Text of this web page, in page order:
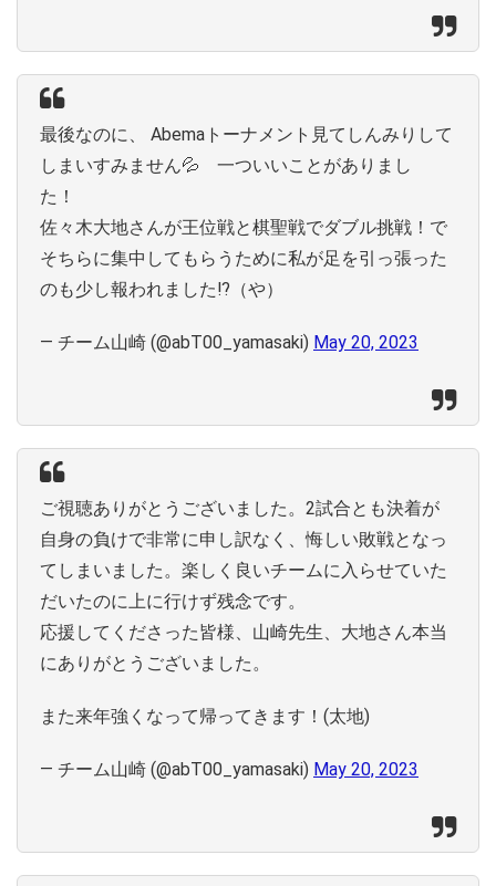
最後なのに、 Abemaトーナメント見てしんみりして
しまいすみません💦 一ついいことがありまし
た！
佐々木大地さんが王位戦と棋聖戦でダブル挑戦！で
そちらに集中してもらうために私が足を引っ張った
のも少し報われました⁉️（や）
— チーム山崎 (@abT00_yamasaki) May 20, 2023
ご視聴ありがとうございました。2試合とも決着が
自身の負けで非常に申し訳なく、悔しい敗戦となっ
てしまいました。楽しく良いチームに入らせていた
だいたのに上に行けず残念です。
応援してくださった皆様、山崎先生、大地さん本当
にありがとうございました。
また来年強くなって帰ってきます！(太地)
— チーム山崎 (@abT00_yamasaki) May 20, 2023